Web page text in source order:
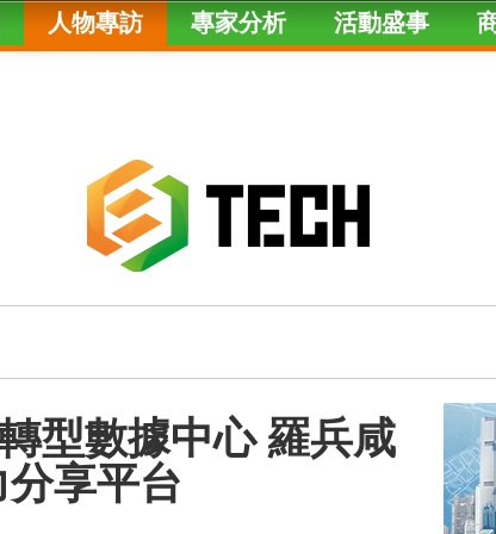
人物專訪 專家分析 活動盛事
型數據中心 羅兵咸
享平台